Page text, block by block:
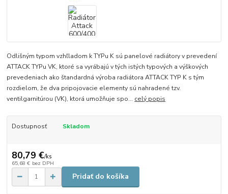
Odlišným typom vzhľladom k TYPu K sú panelové radiátory v prevedení
ATTACK TYPu VK, ktoré sa vyrábajú v tých istých typových a výškových
prevedeniach ako štandardná výroba radiátora ATTACK TYP K s tým
rozdielom, že dva pripojovacie elementy sú nahradené tzv.
ventilgarnitúrou (VK), ktorá umožňuje spo... celý popis
Dostupnosť Skladom
80,79 €/ks
65,68 € bez DPH
Pridať do košíka